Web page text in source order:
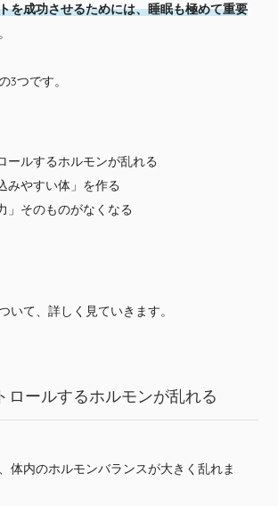
を成功させるためには、睡眠も極めて重要
。
3つです。
ールするホルモンが乱れる
みやすい体」を作る
」そのものがなくなる
いて、詳しく見ていきます。
ロールするホルモンが乱れる
体内のホルモンバランスが大きく乱れま